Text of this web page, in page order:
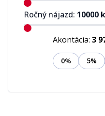
Ročný nájazd: 10000
Akontácia: 3
0% 5%